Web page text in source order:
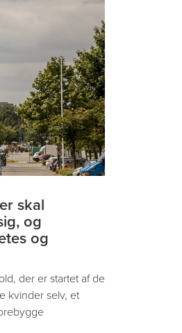
skal
og
og
der er startet af de
kvinder selv, et